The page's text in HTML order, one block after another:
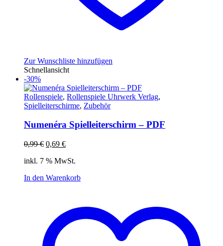
Zur Wunschliste hinzufügen
Schnellansicht
-30%
Rollenspiele, Rollenspiele Uhrwerk Verlag,
Spielleiterschirme, Zubehör
Numenéra Spielleiterschirm – PDF
0,99€ Ursprünglicher
war:
0,69 €Aktueller
ist:
inkl. 7 % MwSt.
In den Warenkorb